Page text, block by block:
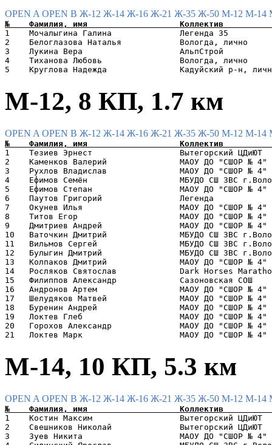
OPEN A OPEN B Ж-12 Ж-14 Ж-16 Ж-21 Ж-35 Ж-50 М-12 М-14
1    Мочалыгина Галина              Легенда
2    Белоглазова Наталья            Вологда,
3    Лукина Вера                    АльпСтрой
4    Тиханова Любовь                Вологда,
М-12, 8 КП, 1.7 км
OPEN A OPEN B Ж-12 Ж-14 Ж-16 Ж-21 Ж-35 Ж-50 М-12 М-14
1    Тезиев Эрнест
2    Каменков Валерий               МАОУ ДО
3    Рухлов Владислав               МАОУ ДО
4    Ефимов Семён                   МБУДО СШ ЗВС
5    Ефимов Степан                  МАОУ ДО
6    Паутов Григорий                Легенда
7    Окунев Илья                    МАОУ ДО "СШОР
8    Титов Егор                     МАОУ ДО "СШОР
9    Дмитриев Андрей                МАОУ ДО
10   Ваточкин Дмитрий               МБУДО СШ ЗВС
11   Вильмов Сергей                 МБУДО СШ ЗВС
12   Булыгин Дмитрий                МБУДО СШ ЗВС
13   Колпаков Дмитрий               МАОУ ДО
14   Росляков Святослав             Dark Horses
15   Филиппов Александр
16   Андронов Артем                 МАОУ ДО
17   Шелудяков Матвей               МАОУ ДО
18   Буренин Андрей                 МАОУ ДО "СШОР
19   Локтев Глеб                    МАОУ ДО
20   Горохов Александр              МАОУ
М-14, 10 КП, 5.3 км
OPEN A OPEN B Ж-12 Ж-14 Ж-16 Ж-21 Ж-35 Ж-50 М-12 М-14
1    Костин Максим
2    Свешников Николай              Вытегорский
3    Зуев Никита                    МАОУ ДО "СШОР